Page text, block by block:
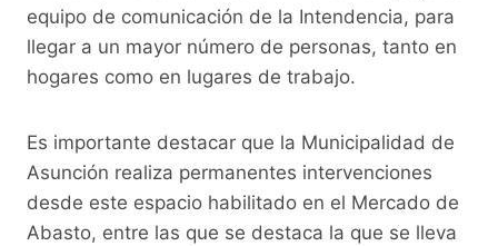
equipo de comunicación de la Intendencia, para
llegar a un mayor número de personas, tanto en
hogares como en lugares de trabajo.
Es importante destacar que la Municipalidad de
Asunción realiza permanentes intervenciones
desde este espacio habilitado en el Mercado de
Abasto, entre las que se destaca la que se lleva